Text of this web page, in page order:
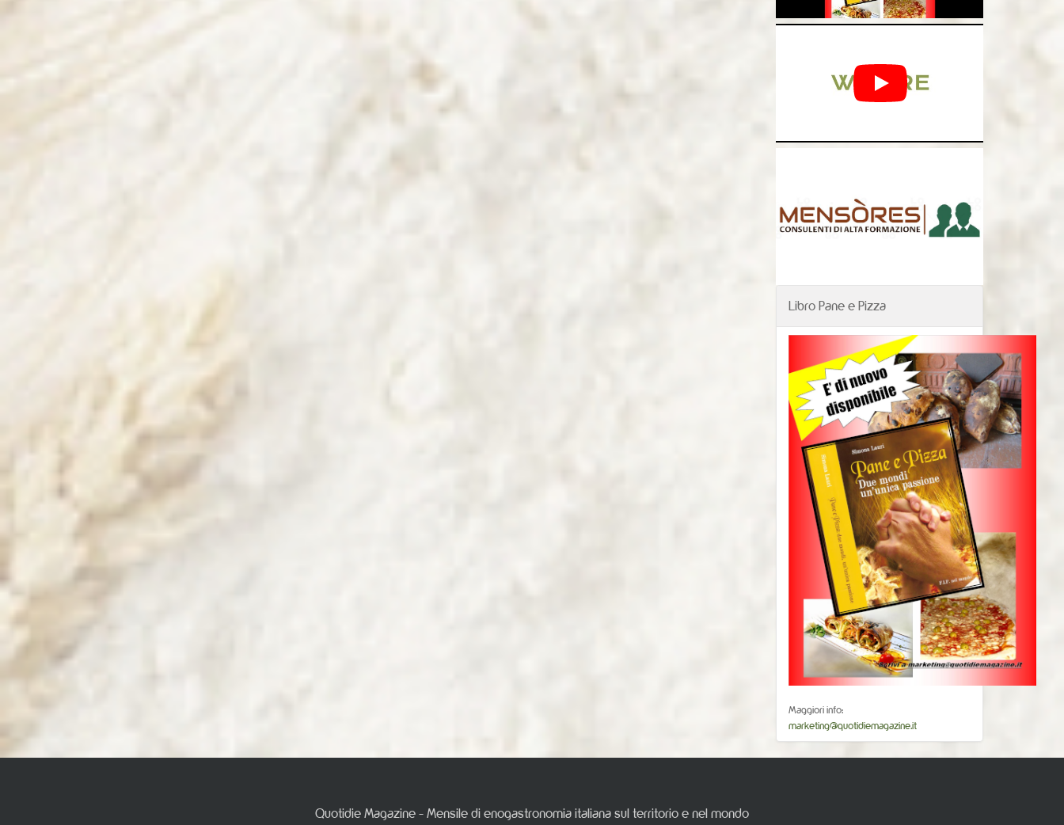
Libro Pane e Pizza
Maggiori info:
marketing@quotidiemagazine.it
Quotidie Magazine - Mensile di enogastronomia italiana sul territorio e nel mondo